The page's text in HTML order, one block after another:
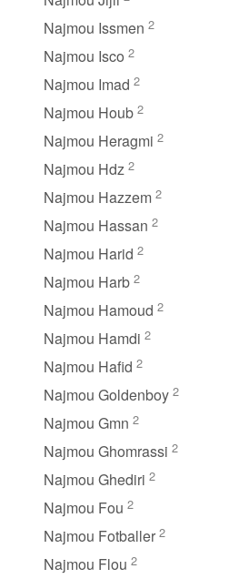
Najmou Issmen 2
Najmou Isco 2
Najmou Imad 2
Najmou Houb 2
Najmou Heragmi 2
Najmou Hdz 2
Najmou Hazzem 2
Najmou Hassan 2
Najmou Harid 2
Najmou Harb 2
Najmou Hamoud 2
Najmou Hamdi 2
Najmou Hafid 2
Najmou Goldenboy 2
Najmou Gmn 2
Najmou Ghomrassi 2
Najmou Ghediri 2
Najmou Fou 2
Najmou Fotballer 2
Najmou Flou 2